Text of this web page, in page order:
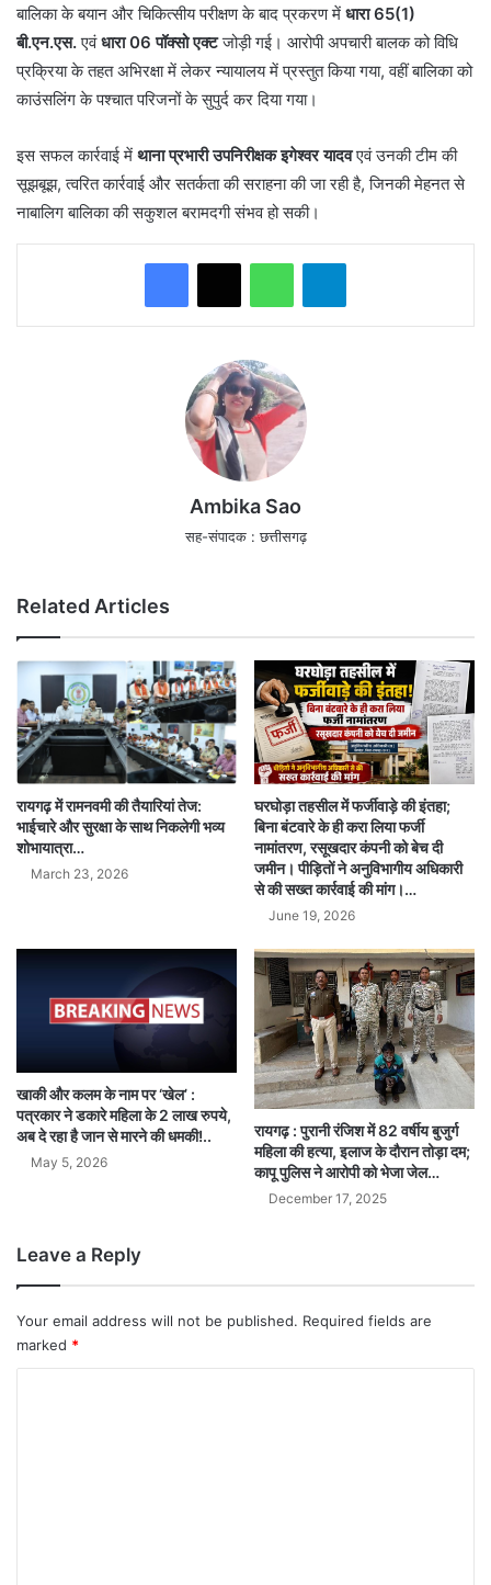
बालिका के बयान और चिकित्सीय परीक्षण के बाद प्रकरण में धारा 65(1)
बी.एन.एस.एवंधारा 06 पॉक्सो एक्टजोड़ी गई। आरोपी अपचारी बालक को विधि
प्रक्रिया के तहत अभिरक्षा में लेकर न्यायालय में प्रस्तुत किया गया, वहीं बालिका को
काउंसलिंग के पश्चात परिजनों के सुपुर्द कर दिया गया।
इस सफल कार्रवाई में थाना प्रभारी उपनिरीक्षक इगेश्वर यादवएवं उनकी टीम की
सूझबूझ, त्वरित कार्रवाई और सतर्कता की सराहना की जा रही है, जिनकी मेहनत से
नाबालिग बालिका की सकुशल बरामदगी संभव हो सकी।
WhatsAppTelegram
Ambika Sao
सह-संपादक : छत्तीसगढ़
Related Articles
रायगढ़ में रामनवमी की तैयारियां तेज:
भाईचारे और सुरक्षा के साथ निकलेगी भव्य
शोभायात्रा…
March 23, 2026
घरघोड़ा तहसील में फर्जीवाड़े की इंतहा;
बिना बंटवारे के ही करा लिया फर्जी
नामांतरण, रसूखदार कंपनी को बेच दी
जमीन। पीड़ितों ने अनुविभागीय अधिकारी
से की सख्त कार्रवाई की मांग।…
June 19, 2026
खाकी और कलम के नाम पर ‘खेल’ :
पत्रकार ने डकारे महिला के 2 लाख रुपये,
अब दे रहा है जान से मारने की धमकी!..
May 5, 2026
रायगढ़ : पुरानी रंजिश में 82 वर्षीय बुजुर्ग
महिला की हत्या, इलाज के दौरान तोड़ा दम;
कापू पुलिस ने आरोपी को भेजा जेल…
December 17, 2025
Leave a Reply
Your email address will not be published. Required fields are
marked *